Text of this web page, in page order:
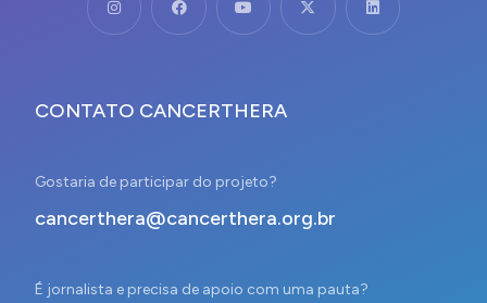
CONTATO CANCERTHERA
Gostaria de participar do projeto?
cancerthera@cancerthera.org.br
É jornalista e precisa de apoio com uma pauta?